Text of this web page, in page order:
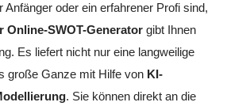
Anfänger oder ein erfahrener Profi sind,
Online-SWOT-Generator gibt Ihnen
Es liefert nicht nur eine langweilige
große Ganze mit Hilfe von KI-
. Sie können direkt an die